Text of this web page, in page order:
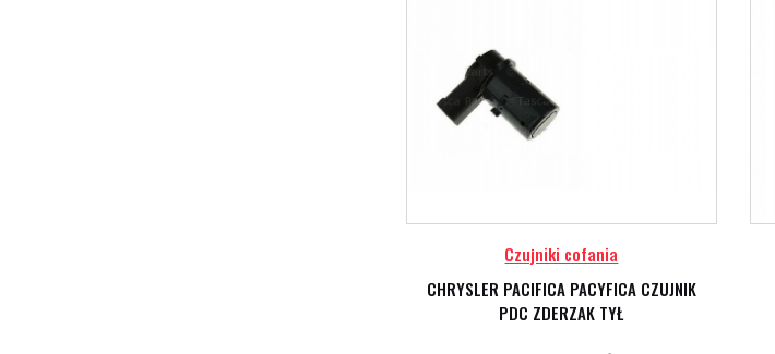
Czujniki cofania
CHRYSLER PACIFICA PACYFICA CZUJNIK
PDC ZDERZAK TYŁ